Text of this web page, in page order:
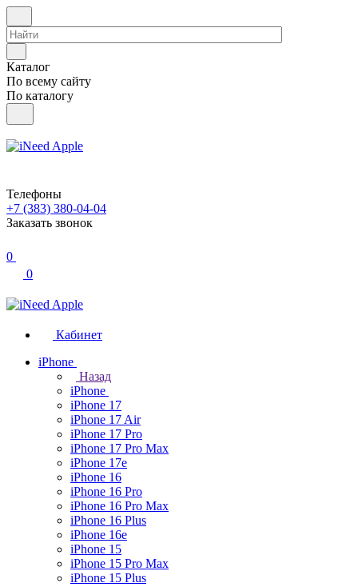
Каталог
По всему сайту
По каталогу
Телефоны
+7 (383) 380-04-04
Заказать звонок
0
0
Кабинет
iPhone
Назад
iPhone
iPhone 17
iPhone 17 Air
iPhone 17 Pro
iPhone 17 Pro Max
iPhone 17e
iPhone 16
iPhone 16 Pro
iPhone 16 Pro Max
iPhone 16 Plus
iPhone 16e
iPhone 15
iPhone 15 Pro Max
iPhone 15 Plus